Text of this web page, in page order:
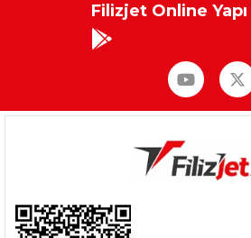
Filizjet Online